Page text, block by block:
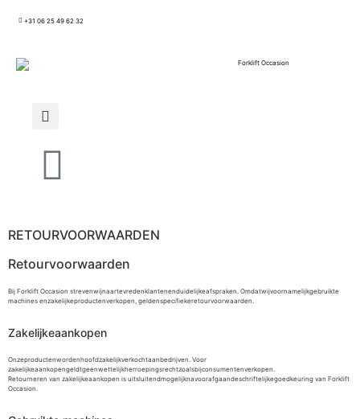
+31 06 25 49 62 32
RETOURVOORWAARDEN
Retourvoorwaarden
Bij Forklift Occasion strevenwijnaartevredenklantenenduidelijkeafspraken. Omdatwijvoornamelijkgebruikte
machines enzakelijkeproductenverkopen, geldenspecifiekeretourvoorwaarden.
Zakelijkeaankopen
Onzeproductenwordenhoofdzakelijkverkochtaanbedrijven. Voor
zakelijkeaankopengeldtgeenwettelijkherroepingsrechtzoalsbijconsumentenverkopen.
Retourneren van zakelijkeaankopen is uitsluitendmogelijknavoorafgaandeschriftelijkegoedkeuring van Forklift
Occasion.